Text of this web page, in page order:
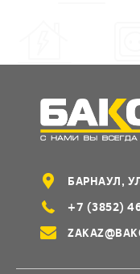
БАРНАУЛ,
+7 (3852)